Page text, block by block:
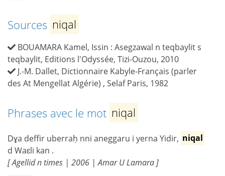
Sources niqal
BOUAMARA Kamel, Issin : Asegzawal n teqbaylit s
teqbaylit, Editions l'Odyssée, Tizi-Ouzou, 2010
J.-M. Dallet, Dictionnaire Kabyle-Français (parler
des At Mengellat Algérie) , Selaf Paris, 1982
Phrases avec le mot niqal
Dɣa deffir uberraḥ nni aneggaru i yerna Yidir, niqal
d Waɛli kan .
[ Agellid n times | 2006 | Amar U Lamara ]